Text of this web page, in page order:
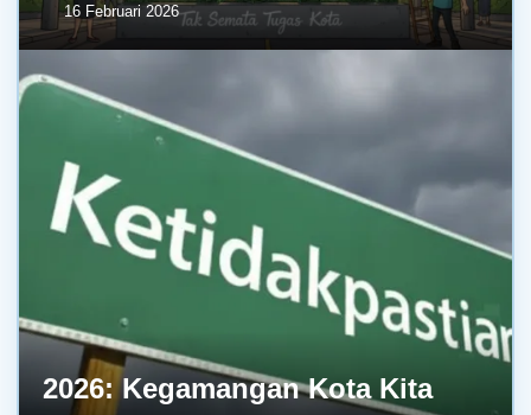
16 Februari 2026
2026: Kegamangan Kota Kita